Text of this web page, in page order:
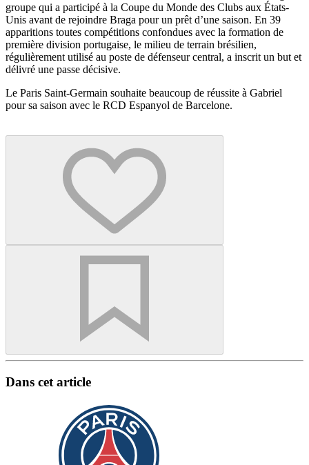
groupe qui a participé à la Coupe du Monde des Clubs aux États-
Unis avant de rejoindre Braga pour un prêt d’une saison. En 39
apparitions toutes compétitions confondues avec la formation de
première division portugaise, le milieu de terrain brésilien,
régulièrement utilisé au poste de défenseur central, a inscrit un but et
délivré une passe décisive.
Le Paris Saint-Germain souhaite beaucoup de réussite à Gabriel
pour sa saison avec le RCD Espanyol de Barcelone.
Dans cet article